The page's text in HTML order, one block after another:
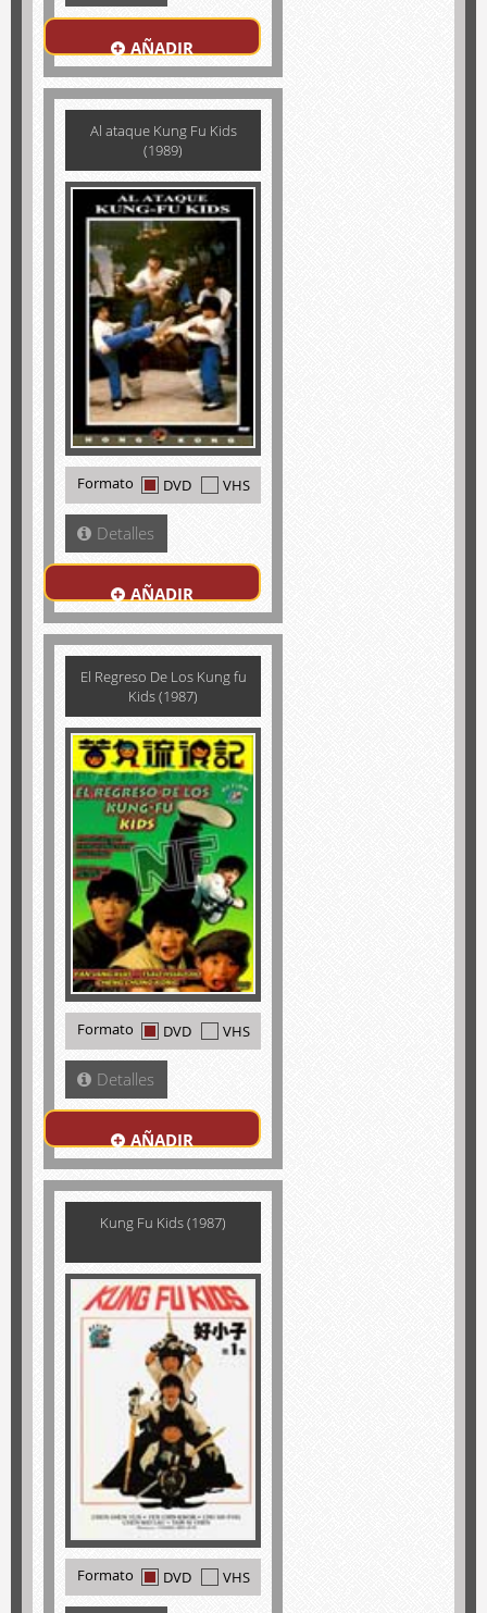
AÑADIR
Al ataque Kung Fu Kids
(1989)
Formato DVD VHS
Detalles
AÑADIR
El Regreso De Los Kung fu
Kids (1987)
Formato DVD VHS
Detalles
AÑADIR
Kung Fu Kids (1987)
Formato DVD VHS